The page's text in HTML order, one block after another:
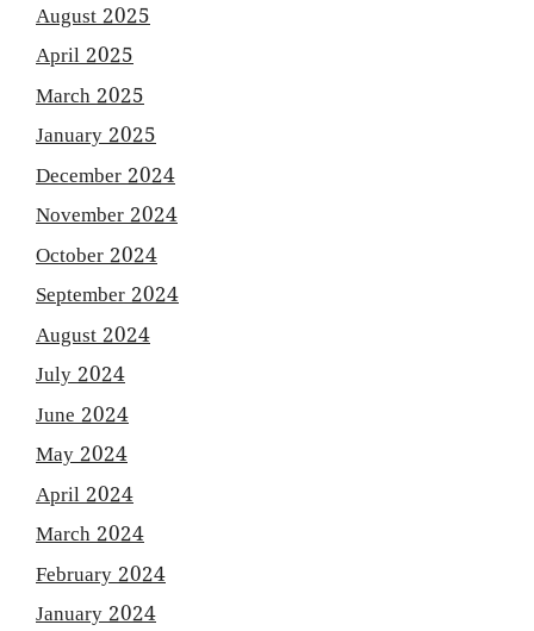
August 2025
April 2025
March 2025
January 2025
December 2024
November 2024
October 2024
September 2024
August 2024
July 2024
June 2024
May 2024
April 2024
March 2024
February 2024
January 2024